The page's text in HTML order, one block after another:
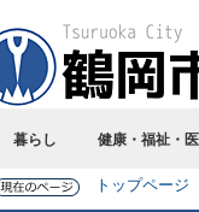
暮らし 健康・福祉・
トップページ